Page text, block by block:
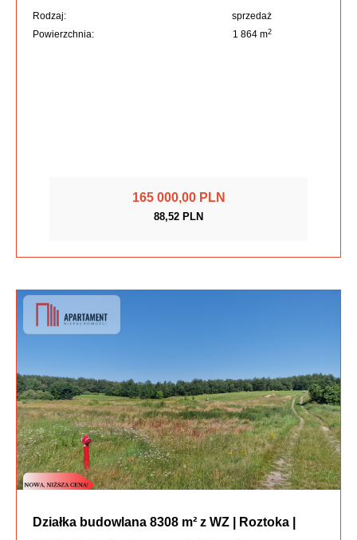
Rodzaj:
sprzedaż
Powierzchnia:
1 864 m2
165 000,00 PLN
88,52 PLN
Działka budowlana 8308 m² z WZ | Roztoka |